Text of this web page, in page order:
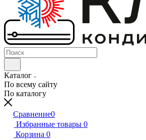
Каталог
По всему сайту
По каталогу
Сравнение0
Избранные товары 0
Корзина 0